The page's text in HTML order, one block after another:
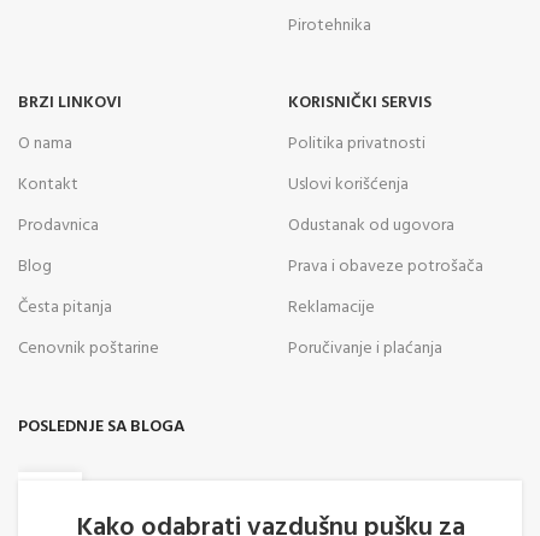
Pirotehnika
BRZI LINKOVI
O nama
Kontakt
Prodavnica
Blog
Česta pitanja
Cenovnik poštarine
KORISNIČKI SERVIS
Politika privatnosti
Uslovi korišćenja
Odustanak od ugovora
Prava i obaveze potrošača
Reklamacije
Poručivanje i plaćanja
POSLEDNJE SA BLOGA
Kako odabrati vazdušnu pušku za